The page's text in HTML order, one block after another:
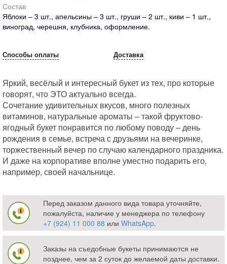
Состав
Яблоки – 3 шт., апельсины – 3 шт., груши – 2 шт., киви – 1 шт.,
виноград, черешня, клубника, оформление.
Способы оплаты Доставка
Яркий, весёлый и интересный букет из тех, про которые
говорят, что ЭТО актуально всегда.
Сочетание удивительных вкусов, много полезных
витаминов, натуральные ароматы – такой фруктово-
ягодный букет понравится по любому поводу – день
рождения в семье, встреча с друзьями на вечеринке,
торжественный вечер по случаю календарного праздника.
И даже на корпоративе вполне уместно подарить его,
например, своей начальнице.
Перед заказом данного вида товара уточняйте,
пожалуйста, наличие у менеджера по телефону
+7 (924) 11 000 88 или WhatsApp.
Заказы на съедобные букеты принимаются не
позднее, чем за 2 суток до желаемой даты доставки.